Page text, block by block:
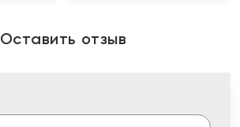
Оставить отзыв